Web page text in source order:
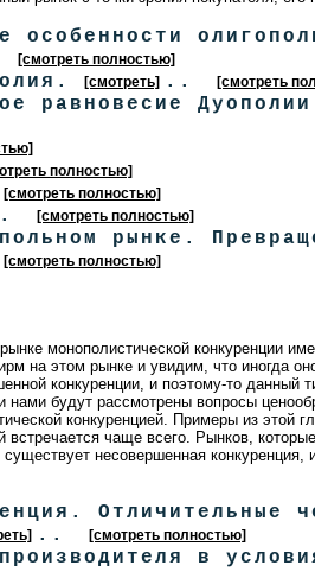
особенности
[смотреть полностью]
[смотреть] .. [смотреть
равновесие
полностью]
[смотреть полностью]
[смотреть полностью]
рынке.
[смотреть полностью]
монополистической конкуренции
на этом рынке и увидим, что иногда
конкуренции, и поэтому-то данный
нами будут рассмотрены вопросы
конкуренцией. Примеры из этой
встречается чаще всего. Рынков,
несовершенная
Отличительные
.. [смотреть полностью]
в